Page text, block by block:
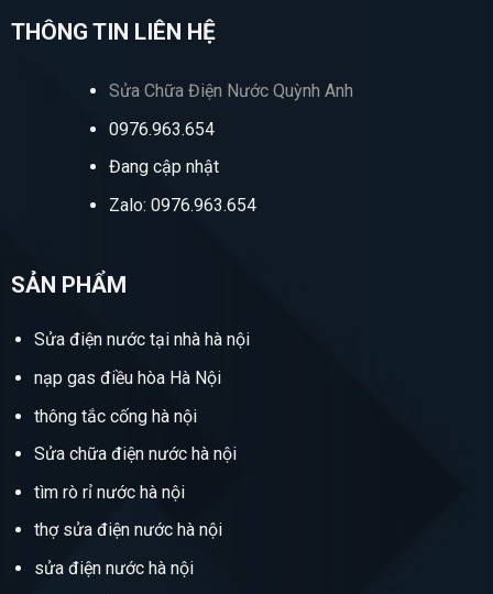
THÔNG TIN LIÊN HỆ
Sửa Chữa Điện Nước Quỳnh Anh
0976.963.654
Đang cập nhật
Zalo: 0976.963.654
SẢN PHẨM
Sửa điện nước tại nhà hà nội
nạp gas điều hòa Hà Nội
thông tắc cống hà nội
Sửa chữa điện nước hà nội
tìm rò rỉ nước hà nội
thợ sửa điện nước hà nội
sửa điện nước hà nội